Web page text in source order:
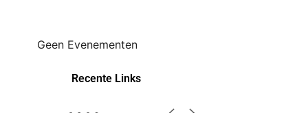
Geen Evenementen
Recente Links